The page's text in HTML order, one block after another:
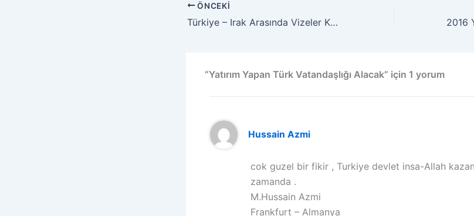
ÖNCEKI
Türkiye – Irak Arasında Vizeler Kaldırıldı
“Yatırım Yapan Türk Vatandaşlığı Alacak” için 1 yorum
Hussain Azmi
cok guzel bir fikir , Turkiye devlet insa-Allah
zamanda .
M.Hussain Azmi
Frankfurt – Almanya